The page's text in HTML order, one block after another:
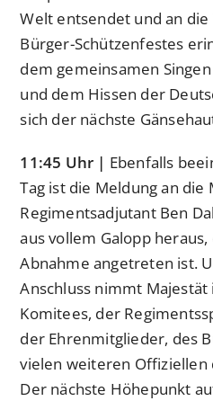
Welt entsendet und an
Bürger-Schützenfestes
dem gemeinsamen
und dem Hissen der
sich der nächste
11:45 Uhr | Ebenfalls
Tag ist die Meldung an die
Regimentsadjutant Ben
aus vollem Galopp
Abnahme angetreten ist.
Anschluss nimmt Majestät
Komitees, der
der Ehrenmitglieder, des
vielen weiteren Offiziellen
Der nächste Höhepunkt